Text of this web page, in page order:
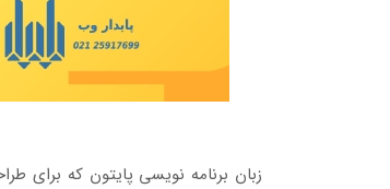
زبان برنامه نویسی پایتون که